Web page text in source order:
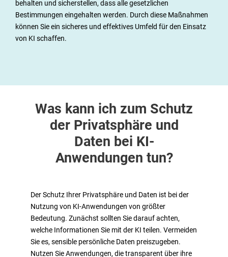
behalten und sicherstellen, dass alle gesetzlichen
Bestimmungen eingehalten werden. Durch diese Maßnahmen
können Sie ein sicheres und effektives Umfeld für den Einsatz
von KI schaffen.
Was kann ich zum Schutz
der Privatsphäre und
Daten bei KI-
Anwendungen tun?
Der Schutz Ihrer Privatsphäre und Daten ist bei der
Nutzung von KI-Anwendungen von größter
Bedeutung. Zunächst sollten Sie darauf achten,
welche Informationen Sie mit der KI teilen. Vermeiden
Sie es, sensible persönliche Daten preiszugeben.
Nutzen Sie Anwendungen, die transparent über ihre